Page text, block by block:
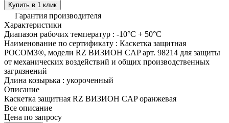
Купить в 1 клик
Гарантия производителя
Характеристики
Диапазон рабочих температур : -10°C + 50°C
Наименование по сертификату : Каскетка защитная
РОСОМЗ®, модели RZ ВИЗИОН CAP арт. 98214 для защиты
от механических воздействий и общих производственных
загрязнений
Длина козырька : укороченный
Описание
Каскетка защитная RZ ВИЗИОН CAP оранжевая
Все описание
Цена по запросу